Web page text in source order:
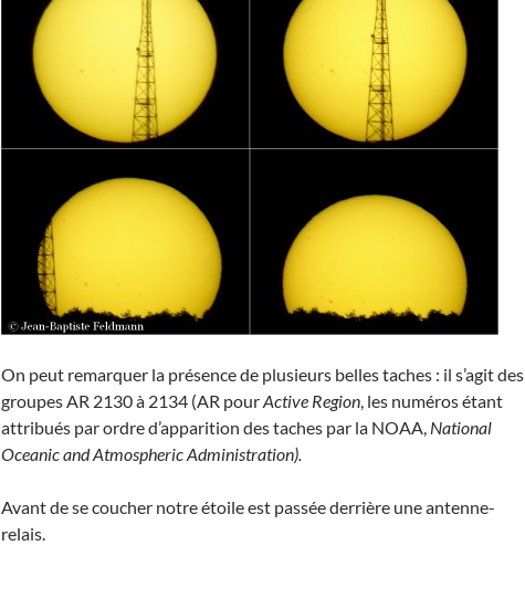
On peut remarquer la présence de plusieurs belles taches : il s’agit des
groupes AR 2130 à 2134 (AR pourActive Region, les numéros étant
attribués par ordre d’apparition des taches par la NOAA, National
Oceanic and Atmospheric Administration).
Avant de se coucher notre étoile est passée derrière une antenne-
relais.